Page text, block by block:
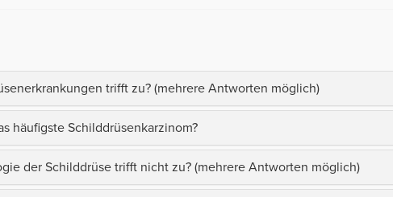
trifft zu? (mehrere Antworten möglich)
häufigste Schilddrüsenkarzinom?
der Schilddrüse trifft nicht zu? (mehrere Antworten möglich)